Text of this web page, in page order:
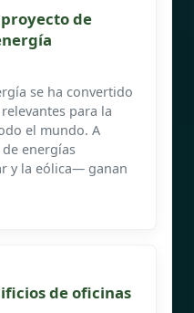
de
se ha convertido
para la
el mundo. A
energías
y la eólica— ganan
de oficinas